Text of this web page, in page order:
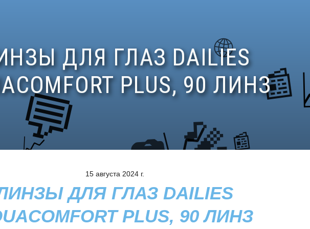
15 августа 2024 г.
ДЛЯ ГЛАЗ DAILIES
PLUS, 90 ЛИНЗ